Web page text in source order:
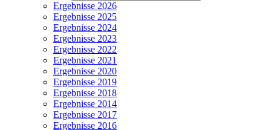
Ergebnisse 2026
Ergebnisse 2025
Ergebnisse 2024
Ergebnisse 2023
Ergebnisse 2022
Ergebnisse 2021
Ergebnisse 2020
Ergebnisse 2019
Ergebnisse 2018
Ergebnisse 2014
Ergebnisse 2017
Ergebnisse 2016